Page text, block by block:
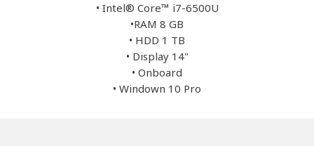
• Intel® Core™ i7-6500U
•RAM 8 GB
• HDD 1 TB
• Display 14"
• Onboard
• Windown 10 Pro